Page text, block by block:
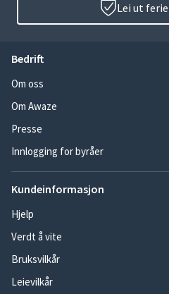
Lei ut
Bedrift
Om oss
Om Awaze
Presse
Innlogging for byråer
Kundeinformasjon
Hjelp
Verdt å vite
Bruksvilkår
Leievilkår